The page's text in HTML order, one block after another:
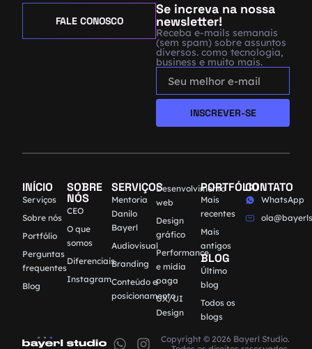
Se increva na nossa
newsletter!
Receba e-mails semanais
(sem spam) sobre assuntos
diversos. como tecnologia,
business e muito mais.
INSCREVER-SE
FALE CONOSCO
INÍCIO
Serviços
Sobre nós
Portfólio
Perguntas
frequentes
Blog
SOBRE
NÓS
CEO
O que
somos
Diferenciais
Instagram
SERVIÇOS
Mentoria
Danilo
Bayerl
Audiovisual
Branding
Conteúdo e
posicionamento
Desenvolvimento
web
Design
gráfico
Performance
e mídia
paga
UX/UI
Design
PORTFÓLIO
Mais
recentes
Mais
antigos
BLOG
Último
blog
Todos os
blogs
CONTATO
WhatsApp
Copyright © 2026 Bayerl Studio.